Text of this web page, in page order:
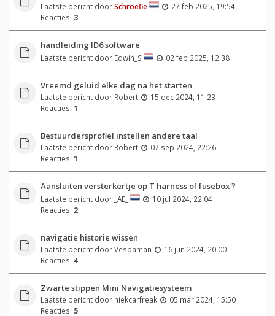
Laatste bericht doorSchroefie
27 feb 2025, 19:54
Reacties: 3
handleiding ID6 software
Laatste bericht door Edwin_S 02 feb 2025, 12:38
Vreemd geluid elke dag na het starten
Laatste bericht door Robert
15 dec 2024, 11:23
Reacties: 1
Bestuurdersprofiel instellen andere taal
Laatste bericht door Robert
07 sep 2024, 22:26
Reacties: 1
Aansluiten versterkertje op T harness of fusebox ?
Laatste bericht door _AE_
10 jul 2024, 22:04
Reacties: 2
navigatie historie wissen
Laatste bericht doorVespaman
16 jun 2024, 20:00
Reacties: 4
Zwarte stippen Mini Navigatiesysteem
Laatste bericht door niekcarfreak
05 mar 2024, 15:50
Reacties: 5